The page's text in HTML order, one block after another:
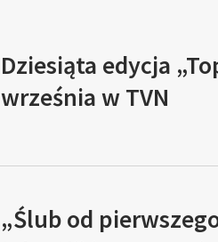
Dziesiąta edycja
września w TVN
„Ślub od